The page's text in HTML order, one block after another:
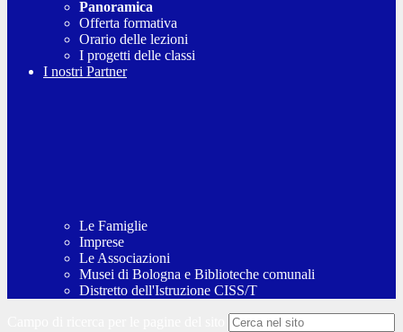
Panoramica
Offerta formativa
Orario delle lezioni
I progetti delle classi
I nostri Partner
Le Famiglie
Imprese
Le Associazioni
Musei di Bologna e Biblioteche comunali
Distretto dell'Istruzione CISS/T